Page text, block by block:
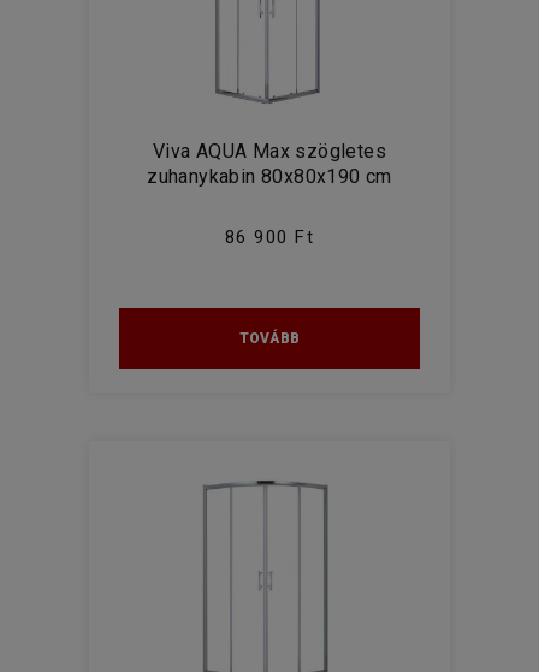
Viva AQUA Max szögletes
zuhanykabin 80x80x190 cm
86 900 Ft
TOVÁBB